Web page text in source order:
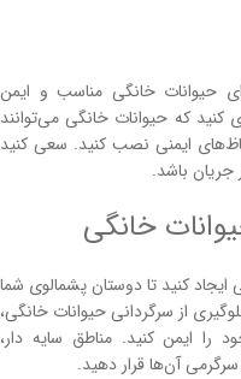
حیوانات خانگی مناسب و ایمن
کنید که حیوانات خانگی می‌توانند
ایمنی نصب کنید. سعی کنید
جریان باشد.
خانگی
کنید تا دوستان پشمالوی شما
از سرگردانی حیوانات خانگی،
ایمن کنید. مناطق سایه دار،
آن‌ها قرار دهید.